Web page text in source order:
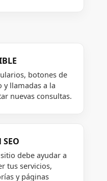
botones de
y llamadas a la
nuevas consultas.
debe ayudar a
tus servicios,
y páginas